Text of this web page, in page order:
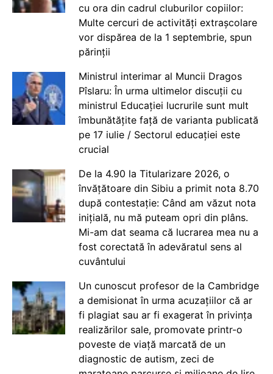
cu ora din cadrul cluburilor copiilor:
Multe cercuri de activități extrașcolare
vor dispărea de la 1 septembrie, spun
părinții
Ministrul interimar al Muncii Dragos
Pîslaru: În urma ultimelor discuții cu
ministrul Educației lucrurile sunt mult
îmbunătățite față de varianta publicată
pe 17 iulie / Sectorul educației este
crucial
De la 4.90 la Titularizare 2026, o
învățătoare din Sibiu a primit nota 8.70
după contestație: Când am văzut nota
inițială, nu mă puteam opri din plâns.
Mi-am dat seama că lucrarea mea nu a
fost corectată în adevăratul sens al
cuvântului
Un cunoscut profesor de la Cambridge
a demisionat în urma acuzațiilor că ar
fi plagiat sau ar fi exagerat în privința
realizărilor sale, promovate printr-o
poveste de viață marcată de un
diagnostic de autism, zeci de